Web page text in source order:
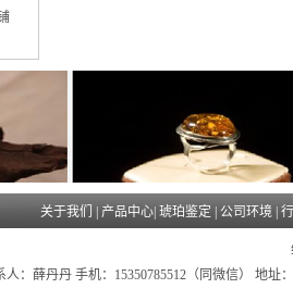
关于我们 产品中心 琥珀鉴定 公司环境
人：薛丹丹 手机：15350785512（同微信） 地